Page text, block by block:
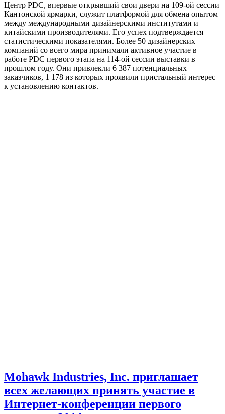
Центр PDC, впервые открывший свои двери на 109-ой сессии
Кантонской ярмарки, служит платформой для обмена опытом
между международными дизайнерскими институтами и
китайскими производителями. Его успех подтверждается
статистическими показателями. Более 50 дизайнерских
компаний со всего мира принимали активное участие в
работе PDC первого этапа на 114-ой сессии выставки в
прошлом году. Они привлекли 6 387 потенциальных
заказчиков, 1 178 из которых проявили пристальный интерес
к установлению контактов.
Mohawk Industries, Inc. приглашает
всех желающих принять участие в
Интернет-конференции первого